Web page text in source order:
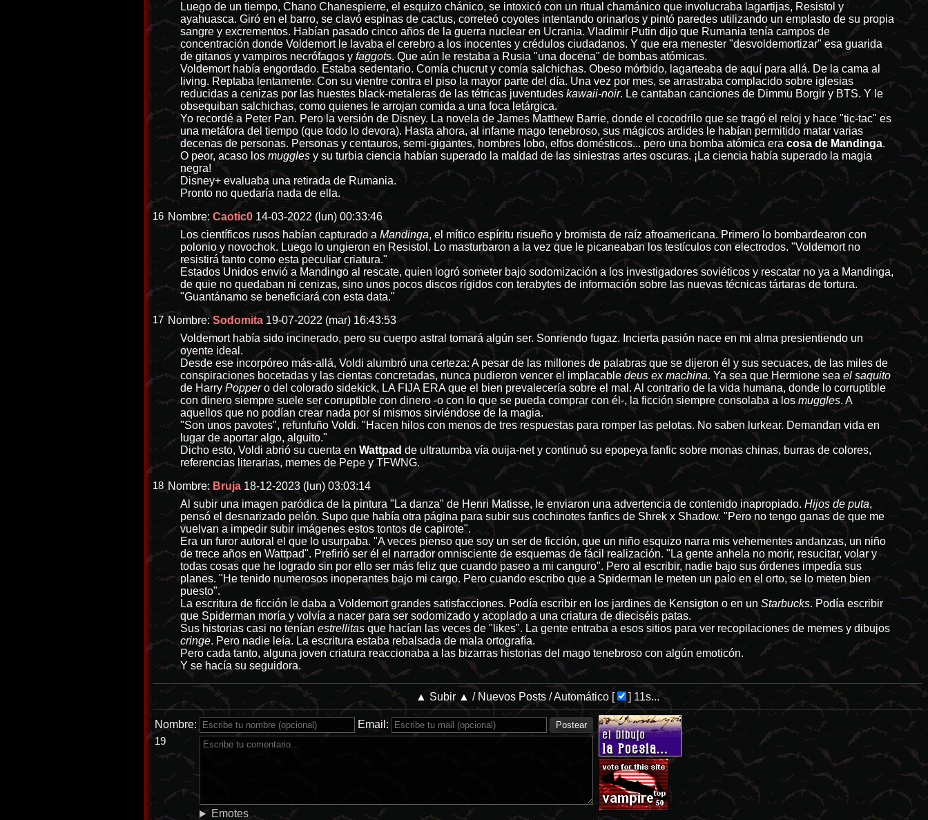
Luego de un tiempo, Chano Chanespierre, el esquizo chánico, se intoxicó con un ritual chamánico que involucraba lagartijas, Resistol y
ayahuasca. Giró en el barro, se clavó espinas de cactus, correteó coyotes intentando orinarlos y pintó paredes utilizando un emplasto de su propia
sangre y excrementos. Habían pasado cinco años de la guerra nuclear en Ucrania. Vladimir Putin dijo que Rumania tenía campos de
concentración donde Voldemort le lavaba el cerebro a los inocentes y crédulos ciudadanos. Y que era menester "desvoldemortizar" esa guarida
de gitanos y vampiros necrófagos y faggots. Que aún le restaba a Rusia "una docena" de bombas atómicas.
Voldemort había engordado. Estaba sedentario. Comía chucrut y comía salchichas. Obeso mórbido, lagarteaba de aquí para allá. De la cama al
living. Reptaba lentamente. Con su vientre contra el piso la mayor parte del día. Una vez por mes, se arrastraba complacido sobre iglesias
reducidas a cenizas por las huestes black-metaleras de las tétricas juventudes kawaii-noir. Le cantaban canciones de Dimmu Borgir y BTS. Y le
obsequiban salchichas, como quienes le arrojan comida a una foca letárgica.
Yo recordé a Peter Pan. Pero la versión de Disney. La novela de James Matthew Barrie, donde el cocodrilo que se tragó el reloj y hace "tic-tac" es
una metáfora del tiempo (que todo lo devora). Hasta ahora, al infame mago tenebroso, sus mágicos ardides le habían permitido matar varias
decenas de personas. Personas y centauros, semi-gigantes, hombres lobo, elfos domésticos... pero una bomba atómica era cosa de Mandinga.
O peor, acaso los muggles y su turbia ciencia habían superado la maldad de las siniestras artes oscuras. ¡La ciencia había superado la magia
negra!
Disney+ evaluaba una retirada de Rumania.
Pronto no quedaría nada de ella.
16 Nombre:Caotic0 14-03-2022 (lun) 00:33:46
Los científicos rusos habían capturado a Mandinga, el mítico espíritu risueño y bromista de raíz afroamericana. Primero lo bombardearon con
polonio y novochok. Luego lo ungieron en Resistol. Lo masturbaron a la vez que le picaneaban los testículos con electrodos. "Voldemort no
resistirá tanto como esta peculiar criatura."
Estados Unidos envió a Mandingo al rescate, quien logró someter bajo sodomización a los investigadores soviéticos y rescatar no ya a Mandinga,
de quie no quedaban ni cenizas, sino unos pocos discos rígidos con terabytes de información sobre las nuevas técnicas tártaras de tortura.
"Guantánamo se beneficiará con esta data."
17 Nombre:Sodomita 19-07-2022 (mar) 16:43:53
Voldemort había sido incinerado, pero su cuerpo astral tomará algún ser. Sonriendo fugaz. Incierta pasión nace en mi alma presientiendo un
oyente ideal.
Desde ese incorpóreo más-allá, Voldi alumbró una certeza: A pesar de las millones de palabras que se dijeron él y sus secuaces, de las miles de
conspiraciones bocetadas y las cientas concretadas, nunca pudieron vencer el implacable deus ex machina. Ya sea que Hermione sea el saquito
de Harry Poppero del colorado sidekick, LA FIJA ERA que el bien prevalecería sobre el mal. Al contrario de la vida humana, donde lo corruptible
con dinero siempre suele ser corruptible con dinero -o con lo que se pueda comprar con él-, la ficción siempre consolaba a losmuggles. A
aquellos que no podían crear nada por sí mismos sirviéndose de la magia.
"Son unos pavotes", refunfuño Voldi. "Hacen hilos con menos de tres respuestas para romper las pelotas. No saben lurkear. Demandan vida en
lugar de aportar algo, alguito."
Dicho esto, Voldi abrió su cuenta en Wattpad de ultratumba vía ouija-net y continuó su epopeya fanfic sobre monas chinas, burras de colores,
referencias literarias, memes de Pepe y TFWNG.
18 Nombre: Bruja 18-12-2023 (lun) 03:03:14
Al subir una imagen paródica de la pintura "La danza" de Henri Matisse, le enviaron una advertencia de contenido inapropiado. Hijos de puta,
pensó el desnarizado pelón. Supo que había otra página para subir sus cochinotes fanfics de Shrek x Shadow. "Pero no tengo ganas de que me
vuelvan a impedir subir imágenes estos tontos de capirote".
Era un furor autoral el que lo usurpaba. "A veces pienso que soy un ser de ficción, que un niño esquizo narra mis vehementes andanzas, un niño
de trece años en Wattpad". Prefirió ser él el narrador omnisciente de esquemas de fácil realización. "La gente anhela no morir, resucitar, volar y
todas cosas que he logrado sin por ello ser más feliz que cuando paseo a mi canguro". Pero al escribir, nadie bajo sus órdenes impedía sus
planes. "He tenido numerosos inoperantes bajo mi cargo. Pero cuando escribo que a Spiderman le meten un palo en el orto, se lo meten bien
puesto".
La escritura de ficción le daba a Voldemort grandes satisfacciones. Podía escribir en los jardines de Kensigton o en un Starbucks. Podía escribir
que Spiderman moría y volvía a nacer para ser sodomizado y acoplado a una criatura de dieciséis patas.
Sus historias casi no tenían estrellitas que hacían las veces de "likes". La gente entraba a esos sitios para ver recopilaciones de memes y dibujos
cringe. Pero nadie leía. La escritura estaba rebalsada de mala ortografía.
Pero cada tanto, alguna joven criatura reaccionaba a las bizarras historias del mago tenebroso con algún emoticón.
Y se hacía su seguidora.
▲ Subir ▲ / Nuevos Posts/Automático[ ] 10s...
Nombre: Email:
19
Emotes